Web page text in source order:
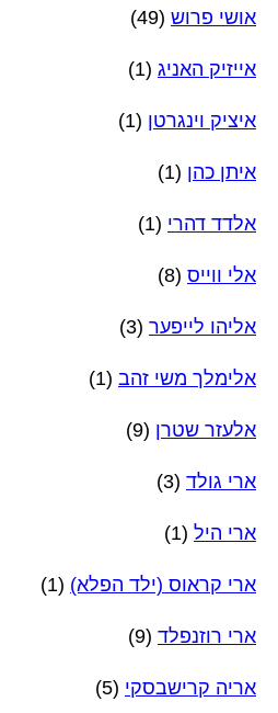
אושי פרוש (49)
אייזיק האניג (1)
איציק וינגרטן (1)
איתן כהן (1)
אלדד דהרי (1)
אלי ווייס (8)
אליהו לייפער (3)
אלימלך משי זהב (1)
אלעזר שטרן (9)
ארי גולד (3)
ארי היל (1)
ארי קראוס (ילד הפלא) (1)
ארי רוזנפלד (9)
אריה קרישבסקי (5)